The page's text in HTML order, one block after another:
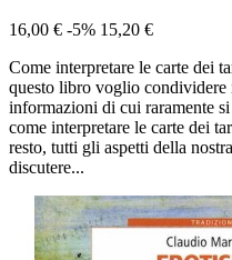
16,00 € -5% 15,20 €
Come interpretare le carte dei
questo libro voglio
informazioni di cui raramente
come interpretare le carte dei
resto, tutti gli aspetti della
discutere...